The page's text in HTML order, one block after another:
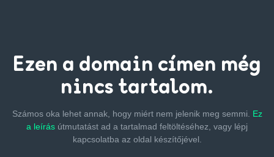
Ezen a domain címen még
nincs tartalom.
Számos oka lehet annak, hogy miért nem jelenik meg semmi. Ez
a leírás útmutatást ad a tartalmad feltöltéséhez, vagy lépj
kapcsolatba az oldal készítőjével.